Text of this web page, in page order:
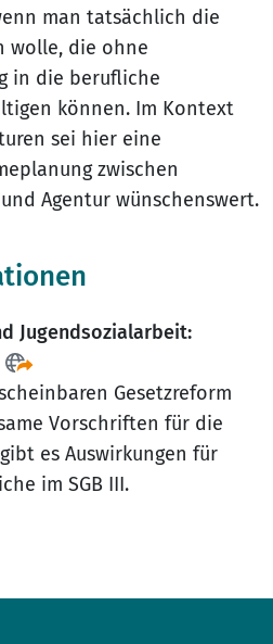
man tatsächlich die
wolle, die ohne
in die berufliche
können. Im Kontext
sei hier eine
zwischen
Agentur wünschenswert.
Jugendsozialarbeit:
Gesetzreform
Vorschriften für die
es Auswirkungen für
im SGB III.